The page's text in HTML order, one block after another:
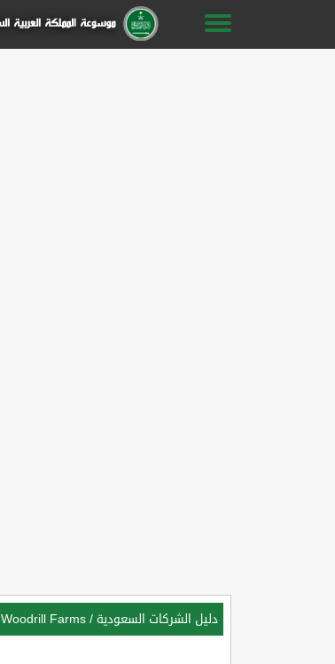
دليل الشركات السعودية /
Woodrill Farms